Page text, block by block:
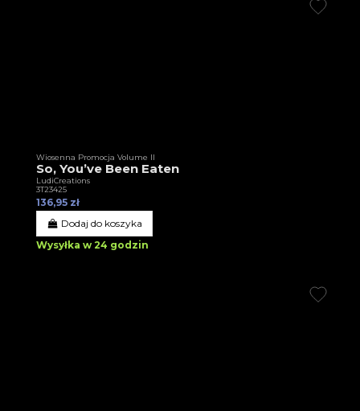
Wiosenna Promocja Volume II
So, You’ve Been Eaten
LudiCreations
3T23425
136,95 zł
Dodaj do koszyka
Wysyłka w 24 godzin